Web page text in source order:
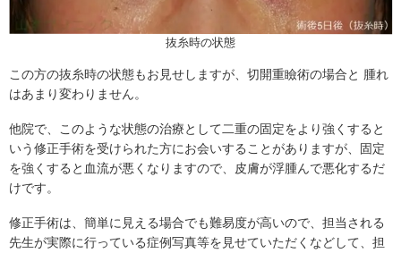
抜糸時の状態
この方の抜糸時の状態もお見せしますが、切開重瞼術の場合と 腫れ
はあまり変わりません。
他院で、このような状態の治療として二重の固定をより強くすると
いう修正手術を受けられた方にお会いすることがありますが、固定
を強くすると血流が悪くなりますので、皮膚が浮腫んで悪化するだ
けです。
修正手術は、簡単に見える場合でも難易度が高いので、担当される
先生が実際に行っている症例写真等を見せていただくなどして、担